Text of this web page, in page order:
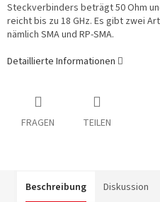
Steckverbinders beträgt 50 Ohm
reicht bis zu 18 GHz. Es gibt zwei
nämlich SMA und RP-SMA.
Detaillierte Informationen
FRAGEN TEILEN
Beschreibung Diskussion